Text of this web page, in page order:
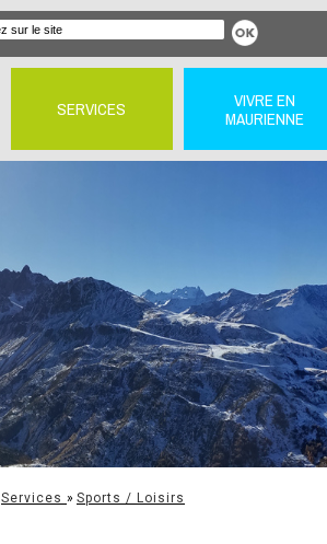
SERVICES
VIVRE EN
MAURIENNE
Services » Sports / Loisirs